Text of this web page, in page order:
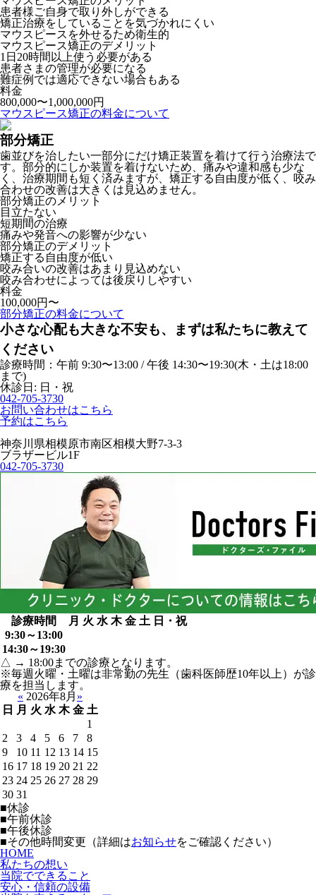
患者様ご自身で取り外しができる
矯正治療をしていることを気づかれにくい
マウスピースを外せるため衛生的
マウスピース矯正のデメリット
1日20時間以上使う必要がある
患者さまの管理が必要になる
難症例では適応できない場合もある
料金
800,000〜1,000,000円
マウスピース矯正の料金について
部分矯正
歯並びを治したい一部分にだけ矯正装置を着けて行う治療法で
す。部分的にしか装置を着けないため、痛みや違和感も少な
く、治療期間も短く済みますが、矯正する自由度が低く、咬み
合わせの改善は大きくは見込めません。
部分矯正のメリット
目立たない
短期間の治療
痛みや発音への影響が少ない
部分矯正のデメリット
矯正する自由度が低い
咬み合いの改善はあまり見込めない
咬み合わせによっては後戻りしやすい
料金
100,000円〜
部分矯正の料金について
小さな心配も大きな不安も、まずは私たちに教えて
ください
診療時間：午前 9:30〜13:00 / 午後 14:30〜19:30(木・土は18:00
まで)
休診日: 日・祝
042-705-3730
お問い合わせはこちら
予約はこちら
神奈川県相模原市南区相模大野7-3-3
ブラザービル1F
042-705-3730
診療時間 月 火 水 木 金 土 日・祝
9:30～13:00
14:30～19:30
△ → 18:00までの診療となります。
※毎週火曜・土曜は非常勤の先生（歯科医師歴10年以上）が診
療を担当します。
« 2026年8月 »
日
月 火 水 木 金 土
1
2
3 4 5 6 7
8
9
10 11 12 13 14 15
16 17 18 19 20 21 22
23 24 25 26 27 28 29
30 31
■休診
■午前休診
■午後休診
■その他時間変更（詳細はお知らせをご確認ください）
HOME
私たちの想い
当院でできること
安心・信頼の設備